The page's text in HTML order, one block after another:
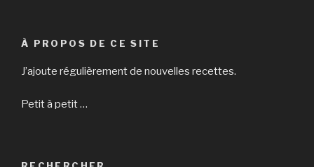
À PROPOS DE CE SITE
J’ajoute régulièrement de nouvelles recettes.
Petit à petit …